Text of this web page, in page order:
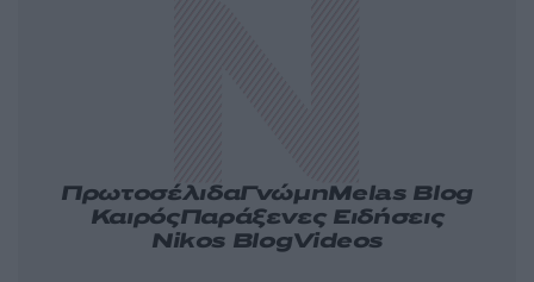
ΠρωτοσέλιδαΓνώμηMelas Blog
ΚαιρόςΠαράξενες Ειδήσεις
Nikos BlogVideos